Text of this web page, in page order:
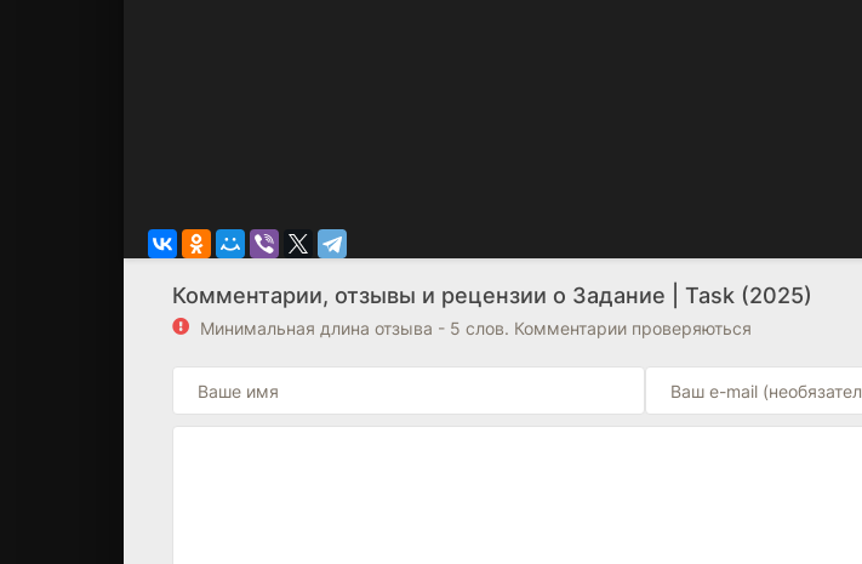
Комментарии, отзывы и рецензии о Задание | Task (2025)
Минимальная длина отзыва - 5 слов. Комментарии проверяються